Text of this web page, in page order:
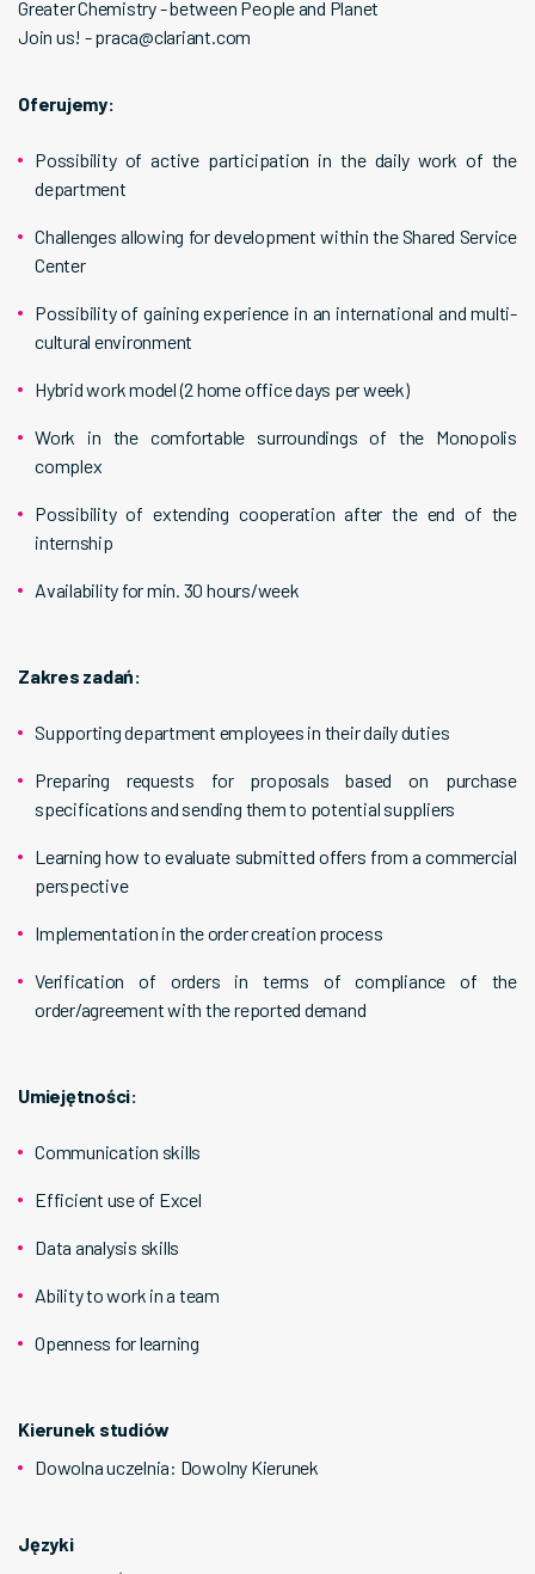
Greater Chemistry - between People and Planet
Join us! - praca@clariant.com
Oferujemy:
Possibility of active participation in the daily work of the
department
Challenges allowing for development within the Shared Service
Center
Possibility of gaining experience in an international and multi-
cultural environment
Hybrid work model (2 home office days per week)
Work in the comfortable surroundings of the Monopolis
complex
Possibility of extending cooperation after the end of the
internship
Availability for min. 30 hours/week
Zakres zadań:
Supporting department employees in their daily duties
Preparing requests for proposals based on purchase
specifications and sending them to potential suppliers
Learning how to evaluate submitted offers from a commercial
perspective
Implementation in the order creation process
Verification of orders in terms of compliance of the
order/agreement with the reported demand
Umiejętności:
Communication skills
Efficient use of Excel
Data analysis skills
Ability to work in a team
Openness for learning
Kierunek studiów
Dowolna uczelnia: Dowolny Kierunek
Języki